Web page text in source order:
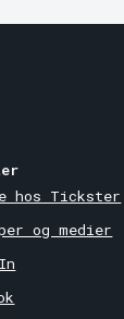
hos Tickster
og medier